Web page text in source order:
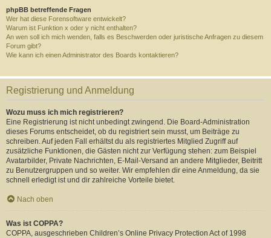
phpBB betreffende Fragen
Wer hat diese Forensoftware entwickelt?
Warum ist Funktion x oder y nicht enthalten?
An wen soll ich mich wenden, falls es Beschwerden oder juristische Anfragen zu diesem
Forum gibt?
Wie kann ich einen Administrator des Boards kontaktieren?
Registrierung und Anmeldung
Wozu muss ich mich registrieren?
Eine Registrierung ist nicht unbedingt zwingend. Die Board-Administration
dieses Forums entscheidet, ob du registriert sein musst, um Beiträge zu
schreiben. Auf jeden Fall erhältst du als registriertes Mitglied Zugriff auf
zusätzliche Funktionen, die Gästen nicht zur Verfügung stehen: zum Beispiel
Avatarbilder, Private Nachrichten, E-Mail-Versand an andere Mitglieder, Beitritt
zu Benutzergruppen und so weiter. Wir empfehlen dir eine Anmeldung, da sie
schnell erledigt ist und dir zahlreiche Vorteile bietet.
Nach oben
Was ist COPPA?
COPPA, ausgeschrieben Children’s Online Privacy Protection Act of 1998